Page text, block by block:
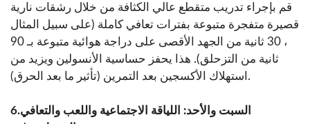
قم بإجراء تدريب متقطع عالي الكثافة من خلال رشقات نارية
قصيرة متفجرة متبوعة بفترات تعافي كاملة (على سبيل المثال
، 30 ثانية من الجهد الأقصى على دراجة هوائية متبوعة بـ 90
ثانية من التزحلق). هذا يحفز حساسية الأنسولين ويزيد من
استهلاك الأكسجين بعد التمرين (تأثير ما بعد الحرق).
6.السبت والأحد: اللياقة الاجتماعية واللعب والتعافي